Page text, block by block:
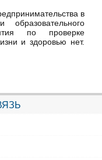
в
образовательного
по проверке
и здоровью нет.